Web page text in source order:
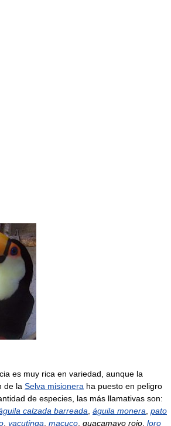
es muy rica en variedad, aunque la
de la Selva misionera ha puesto en peligro
de especies, las más llamativas son:
calzada barreada águila monera pato
yacutinga macuco guacamayo rojo loro